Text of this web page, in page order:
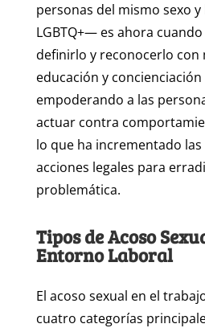
personas del mismo sexo
LGBTQ+— es ahora
definirlo y reconocerlo con
educación y concienciación
empoderando a las
actuar contra
lo que ha incrementado
acciones legales para
problemática.
Tipos de Acoso
Entorno Laboral
El acoso sexual en el
cuatro categorías